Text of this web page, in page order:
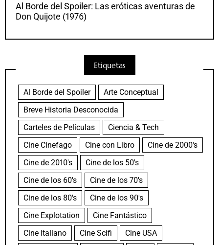
Al Borde del Spoiler: Las eróticas aventuras de
Don Quijote (1976)
Etiquetas
Al Borde del Spoiler
Arte Conceptual
Breve Historia Desconocida
Carteles de Películas
Ciencia & Tech
Cine Cinefago
Cine con Libro
Cine de 2000's
Cine de 2010's
Cine de los 50's
Cine de los 60's
Cine de los 70's
Cine de los 80's
Cine de los 90's
Cine Explotation
Cine Fantástico
Cine Italiano
Cine Scifi
Cine USA